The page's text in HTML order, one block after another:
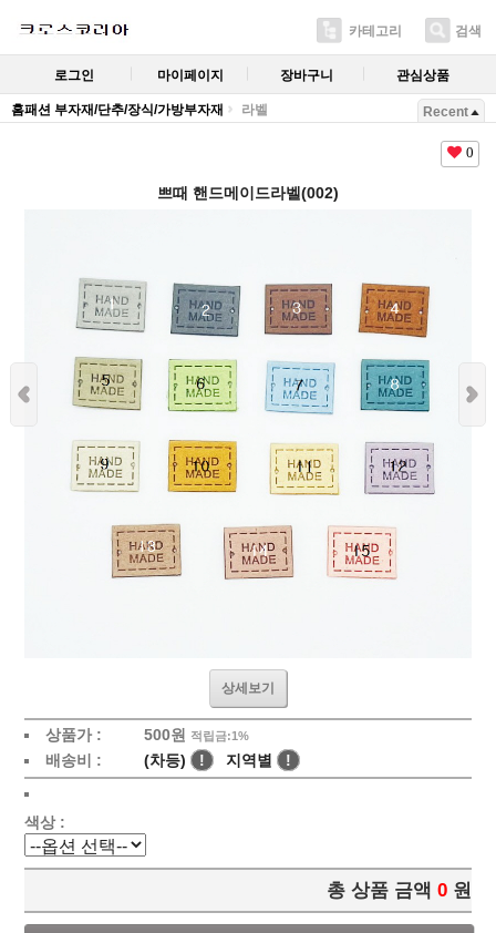
카테고리 검색
로그인 마이페이지 장바구니 관심상품
홈패션 부자재/단추/장식/가방부자재 라벨 Recent
0
쁘때 핸드메이드라벨(002)
상세보기
상품가 : 500원 적립금:1%
배송비 : (차등) ! 지역별 !
색상 :
총 상품 금액 0 원